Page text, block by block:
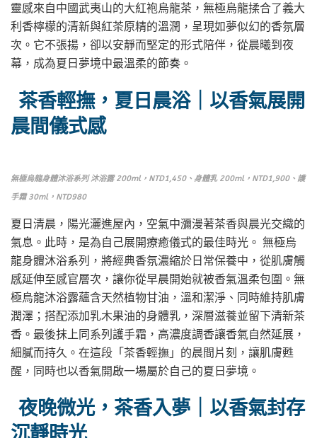
靈感來自中國武夷山的大紅袍烏龍茶，無極烏龍揉合了義大
利香檸檬的清新與紅茶原精的溫潤，呈現如夢似幻的香氛層
次。它不張揚，卻以安靜而堅定的形式陪伴，從晨曦到夜
幕，成為夏日夢境中最溫柔的節奏。
茶香輕撫，夏日晨浴｜以香氣展開
晨間儀式感
無極烏龍身體沐浴系列 沐浴露 200ml，NTD1,450、身體乳 200ml，NTD1,900、護
手霜 30ml，NTD980
夏日清晨，陽光灑進屋內，空氣中瀰漫著茶香與晨光交織的
氣息。此時，是為自己展開療癒儀式的最佳時光。 無極烏
龍身體沐浴系列，將經典香氛濃縮於日常保養中，從肌膚觸
感延伸至感官層次，讓你從早晨開始就被香氣溫柔包圍。無
極烏龍沐浴露蘊含天然植物甘油，溫和潔淨、同時維持肌膚
潤澤；搭配添加乳木果油的身體乳，深層滋養並留下清新茶
香。最後抹上同系列護手霜，高濃度調香讓香氣自然延展，
細膩而持久。在這段「茶香輕撫」的晨間片刻，讓肌膚甦
醒，同時也以香氣開啟一場屬於自己的夏日夢境。
夜晚微光，茶香入夢｜以香氣封存